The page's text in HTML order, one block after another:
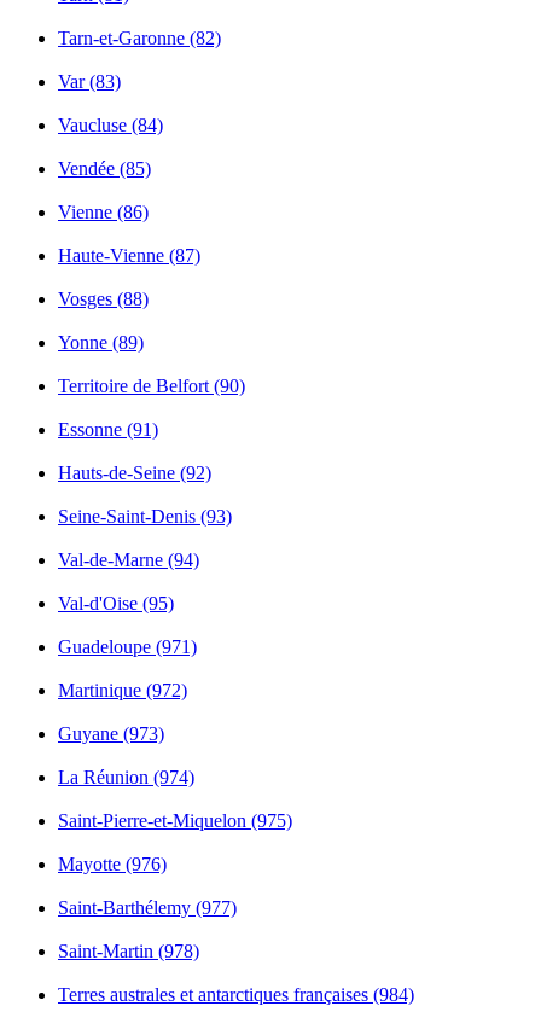
Tarn-et-Garonne (82)
Var (83)
Vaucluse (84)
Vendée (85)
Vienne (86)
Haute-Vienne (87)
Vosges (88)
Yonne (89)
Territoire de Belfort (90)
Essonne (91)
Hauts-de-Seine (92)
Seine-Saint-Denis (93)
Val-de-Marne (94)
Val-d'Oise (95)
Guadeloupe (971)
Martinique (972)
Guyane (973)
La Réunion (974)
Saint-Pierre-et-Miquelon (975)
Mayotte (976)
Saint-Barthélemy (977)
Saint-Martin (978)
Terres australes et antarctiques françaises (984)